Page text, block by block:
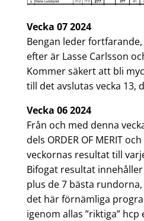
Vecka 07 2024
Bengan leder
efter är Lasse Carlsson
Kommer säkert att bli
till det avslutas vecka 13,
Vecka 06 2024
Från och med denna
dels ORDER OF MERIT
veckornas resultat till
Bifogat resultat
plus de 7 bästa
det här förnämliga
igenom allas ”riktiga” hcp